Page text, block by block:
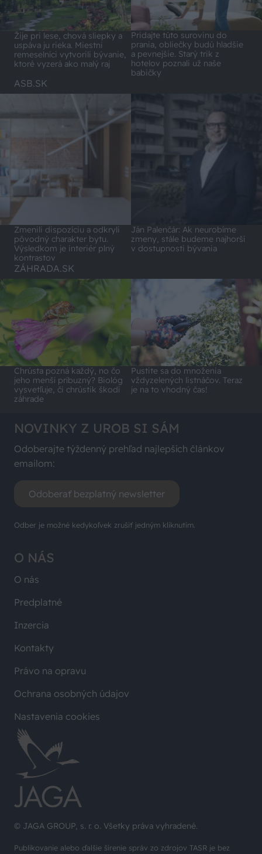
Žije pri lese, chová sliepky a
uspáva ju rieka. Miestni
remeselníci vytvorili bývanie,
ktoré vyzerá ako malý raj
Pridajte túto surovinu do
prania, obliečky budú hladšie
a pevnejšie. Starý trik z
hotelov poznali už naše
babičky
ASB.SK
Zmenili dispozíciu a odkryli
pôvodný charakter bytu.
Výsledkom je interiér plný
kontrastov
Ján Palenčár: Ak neurobíme
zmeny, stále budeme najhorší
v dostupnosti bývania
ZÁHRADA.SK
Chrústa pozná každý, no čo
jeho menší príbuzný? Biológ
vysvetľuje, či chrústik škodí
záhrade
Pustite sa do množenia
vždyzelených listnáčov. Teraz
je na to vhodný čas!
© JAGA GROUP, s. r. o. Všetky práva vyhradené.
Publikovanie alebo ďalšie šírenie správ zo zdrojov TASR je bez
O NÁS
O nás
Predplatné
Inzercia
Kontakty
Právo na opravu
Ochrana osobných údajov
Nastavenia cookies
NOVINKY Z UROB SI SÁM
Odoberajte týždenný prehľad najlepších článkov
emailom:
Odoberať bezplatný newsletter
Odber je možné kedykoľvek zrušiť jedným kliknutím.